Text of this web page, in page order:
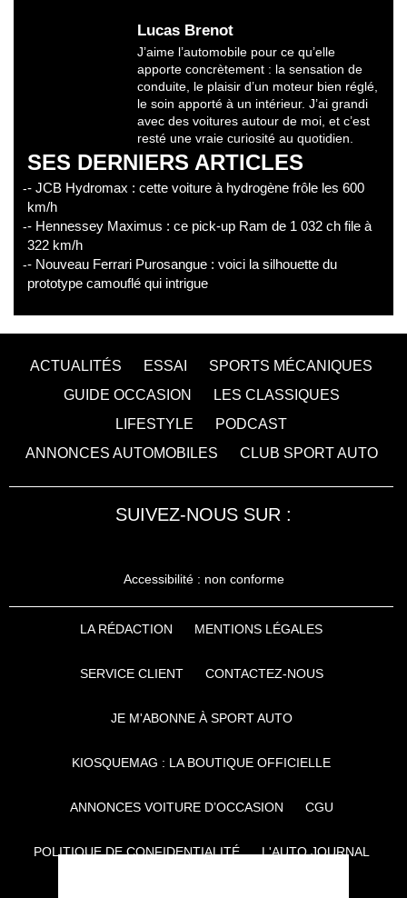
Lucas Brenot
J’aime l’automobile pour ce qu’elle
apporte concrètement : la sensation de
conduite, le plaisir d’un moteur bien réglé,
le soin apporté à un intérieur. J’ai grandi
avec des voitures autour de moi, et c’est
resté une vraie curiosité au quotidien.
SES DERNIERS ARTICLES
- JCB Hydromax : cette voiture à hydrogène frôle les 600
km/h
- Hennessey Maximus : ce pick-up Ram de 1 032 ch file à
322 km/h
- Nouveau Ferrari Purosangue : voici la silhouette du
prototype camouflé qui intrigue
ACTUALITÉS ESSAI
SPORTS MÉCANIQUES
GUIDE OCCASION
LES CLASSIQUES
LIFESTYLE
PODCAST
ANNONCES AUTOMOBILES
CLUB SPORT AUTO
SUIVEZ-NOUS SUR :
Accessibilité : non conforme
LA RÉDACTION MENTIONS LÉGALES
SERVICE CLIENT CONTACTEZ-NOUS
JE M'ABONNE À SPORT AUTO
KIOSQUEMAG : LA BOUTIQUE OFFICIELLE
ANNONCES VOITURE D’OCCASION CGU
POLITIQUE DE CONFIDENTIALITÉ L'AUTO JOURNAL